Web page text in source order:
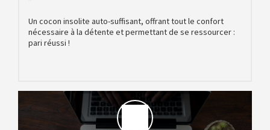
Un cocon insolite auto-suffisant, offrant tout le confort
nécessaire à la détente et permettant de se ressourcer :
pari réussi !